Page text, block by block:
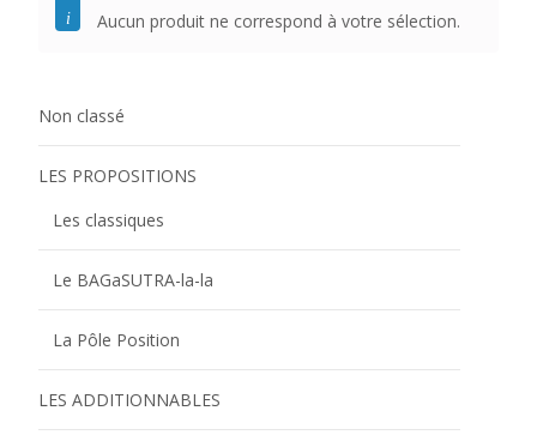
Aucun produit ne correspond à votre sélection.
Non classé
LES PROPOSITIONS
Les classiques
Le BAGaSUTRA-la-la
La Pôle Position
LES ADDITIONNABLES